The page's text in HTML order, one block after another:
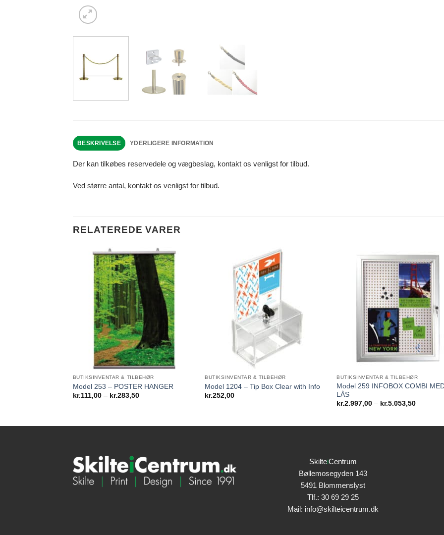
BESKRIVELSE YDERLIGERE INFORMATION
Der kan tilkøbes reservedele og vægbeslag, kontakt os venligst for tilbud.
Ved større antal, kontakt os venligst for tilbud.
RELATEREDE VARER
BUTIKSINVENTAR & TILBEHØR
Model 253 – POSTER HANGER
kr.111,00 – kr.283,50Prisinterval:
BUTIKSINVENTAR & TILBEHØR
Model 1204 – Tip Box Clear with Info
kr.252,00
BUTIKSINVENTAR & TILBEHØR
Model 259 INFOBOX COMBI
LÅS
kr.2.997,00 – kr.5.053,50
SkilteiCentrum
Bøllemosegyden 143
5491 Blommenslyst
Tlf.: 30 69 29 25
Mail: info@skilteicentrum.dk